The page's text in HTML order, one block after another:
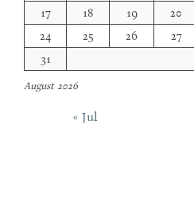
August 2026
17
18 19 20
24
25 26 27
31
« Jul